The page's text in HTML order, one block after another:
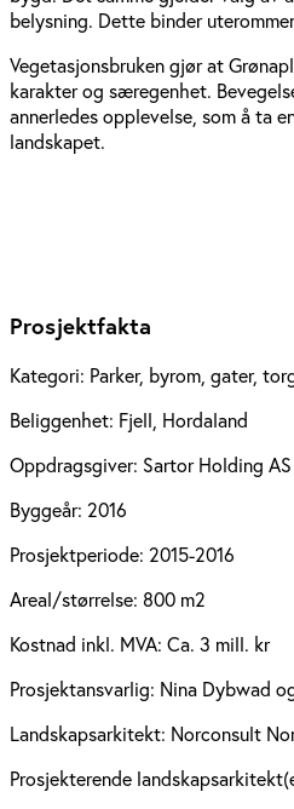
belysning. Dette binder
Vegetasjonsbruken gjør at
karakter og særegenhet.
annerledes opplevelse, som å ta
landskapet.
Prosjektfakta
Kategori: Parker, byrom, gater,
Beliggenhet: Fjell, Hordaland
Oppdragsgiver: Sartor Holding
Byggeår: 2016
Prosjektperiode: 2015-2016
Areal/størrelse: 800 m2
Kostnad inkl. MVA: Ca. 3 mill. kr
Prosjektansvarlig: Nina Dybwad
Landskapsarkitekt: Norconsult
Prosjekterende